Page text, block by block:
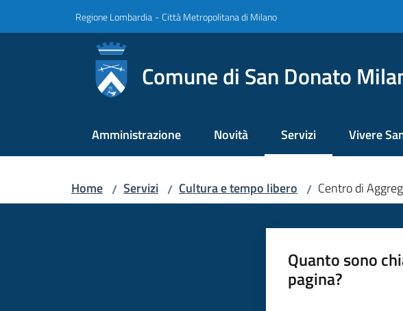
Regione Lombardia -Città Metropolitana di Milano
Comune di San Donato
Amministrazione Novità Servizi
Menu selezionato
Vivere
Home / Servizi / Cultura e tempo libero / Centro di
Quanto sono
pagina?